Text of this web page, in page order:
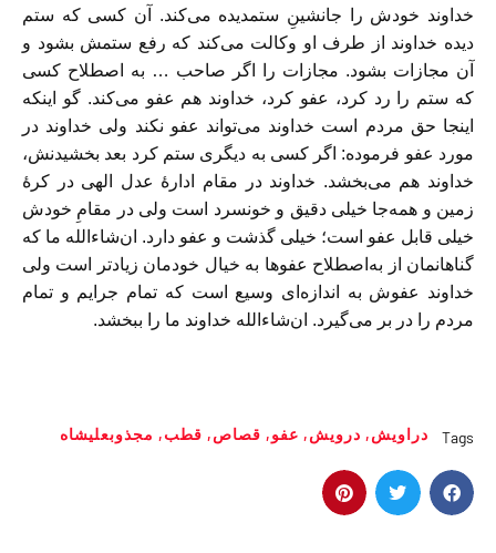
خداوند خودش را جانشینِ ستمدیده می‌کند. آن کسی که ستم
دیده خداوند از طرف او وکالت می‌کند که رفع ستمش بشود و
آن مجازات بشود. مجازات را اگر صاحب … به اصطلاح کسی
که ستم را رد کرد، عفو کرد، خداوند هم عفو می‌کند. گو اینکه
اینجا حق مردم است خداوند می‌تواند عفو نکند ولی خداوند در
مورد عفو فرموده: اگر کسی به دیگری ستم کرد بعد بخشیدنش،
خداوند هم می‌بخشد. خداوند در مقام ادارهٔ عدل الهی در کرهٔ
زمین و همه‌جا خیلی دقیق و خونسرد است ولی در مقامِ خودش
خیلی قابل عفو است؛ خیلی گذشت و عفو دارد. ان‌شاءالله ما که
گناهانمان از به‌اصطلاح عفو‌ها به خیال خودمان زیاد‌تر است ولی
خداوند عفوش به اندازه‌ای وسیع است که تمام جرایم و تمام
مردم را در بر می‌گیرد. ان‌شاءالله خداوند ما را ببخشد.
Tags دراویش, درویش, عفو, قصاص, قطب, مجذوبعلیشاه